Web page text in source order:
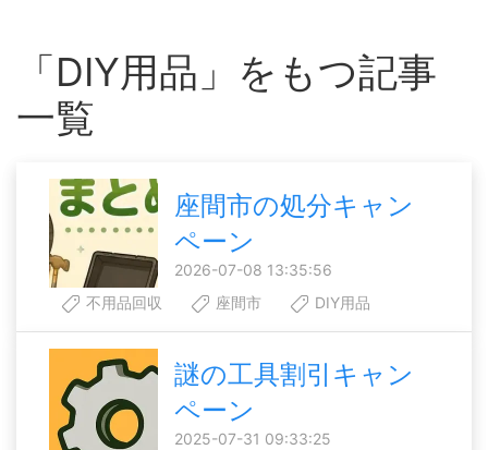
「DIY用品」をもつ記事
一覧
座間市の処分キャン
ペーン
2026-07-08 13:35:56
不用品回収
座間市 DIY用品
謎の工具割引キャン
ペーン
2025-07-31 09:33:25